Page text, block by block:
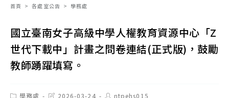
首頁 > 各處室公告 > 學務處
國立臺南女子高級中學人權教育資源中心「Z
世代下載中」計畫之問卷連結(正式版)，鼓勵
教師踴躍填寫。
Post學務處
Post2026-03-24
Postntpehs015